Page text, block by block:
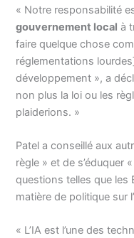
« Notre responsabilité
gouvernement local à
faire quelque chose
réglementations
développement », a
non plus la loi ou les
plaiderions. »
Patel a conseillé aux
règle » et de s’éduquer
questions telles que les
matière de politique sur
« L’IA est l’une des